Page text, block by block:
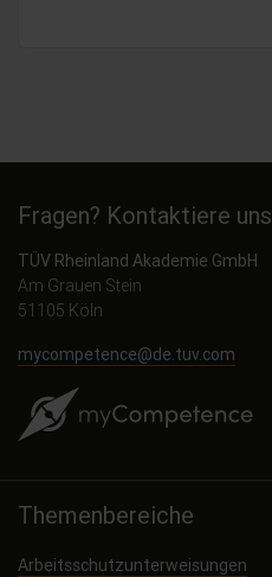
Fragen? Kontaktiere uns
TÜV Rheinland Akademie GmbH
Am Grauen Stein
51105 Köln
mycompetence@de.tuv.com
Themenbereiche
Arbeitsschutzunterweisungen